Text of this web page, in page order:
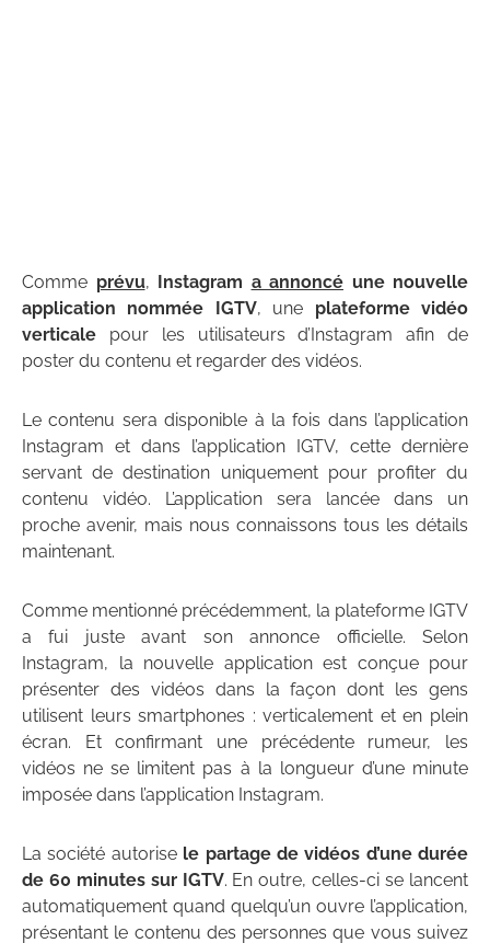
Comme prévu, Instagram a annoncé une nouvelle
application nommée IGTV, une plateforme vidéo
verticale pour les utilisateurs d’Instagram afin de
poster du contenu et regarder des vidéos.
Le contenu sera disponible à la fois dans l’application
Instagram et dans l’application IGTV, cette dernière
servant de destination uniquement pour profiter du
contenu vidéo. L’application sera lancée dans un
proche avenir, mais nous connaissons tous les détails
maintenant.
Comme mentionné précédemment, la plateforme IGTV
a fui juste avant son annonce officielle. Selon
Instagram, la nouvelle application est conçue pour
présenter des vidéos dans la façon dont les gens
utilisent leurs smartphones : verticalement et en plein
écran. Et confirmant une précédente rumeur, les
vidéos ne se limitent pas à la longueur d’une minute
imposée dans l’application Instagram.
La société autorisele partage de vidéos d’une durée
de 60 minutes sur IGTV. En outre, celles-ci se lancent
automatiquement quand quelqu’un ouvre l’application,
présentant le contenu des personnes que vous suivez